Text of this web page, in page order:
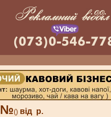
№() від р.